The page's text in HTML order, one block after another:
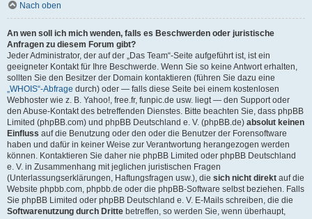
Nach oben
An wen soll ich mich wenden, falls es Beschwerden oder juristische
Anfragen zu diesem Forum gibt?
Jeder Administrator, der auf der „Das Team“-Seite aufgeführt ist, ist ein
geeigneter Kontakt für Ihre Beschwerde. Wenn Sie so keine Antwort erhalten,
sollten Sie den Besitzer der Domain kontaktieren (führen Sie dazu eine
„WHOIS“-Abfrage durch) oder — falls diese Seite bei einem kostenlosen
Webhoster wie z. B. Yahoo!, free.fr, funpic.de usw. liegt — den Support oder
den Abuse-Kontakt des betreffenden Dienstes. Bitte beachten Sie, dass phpBB
Limited (phpBB.com) und phpBB Deutschland e. V. (phpBB.de) absolut keinen
Einfluss auf die Benutzung oder den oder die Benutzer der Forensoftware
haben und dafür in keiner Weise zur Verantwortung herangezogen werden
können. Kontaktieren Sie daher nie phpBB Limited oder phpBB Deutschland
e. V. in Zusammenhang mit jeglichen juristischen Fragen
(Unterlassungserklärungen, Haftungsfragen usw.), die sich nicht direkt auf die
Website phpbb.com, phpbb.de oder die phpBB-Software selbst beziehen. Falls
Sie phpBB Limited oder phpBB Deutschland e. V. E-Mails schreiben, die die
Softwarenutzung durch Dritte betreffen, so werden Sie, wenn überhaupt,